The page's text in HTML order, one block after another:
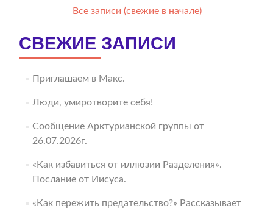
Все записи (свежие в начале)
СВЕЖИЕ ЗАПИСИ
Приглашаем в Макс.
Люди, умиротворите себя!
Сообщение Арктурианской группы от
26.07.2026г.
«Как избавиться от иллюзии Разделения».
Послание от Иисуса.
«Как пережить предательство?» Рассказывает